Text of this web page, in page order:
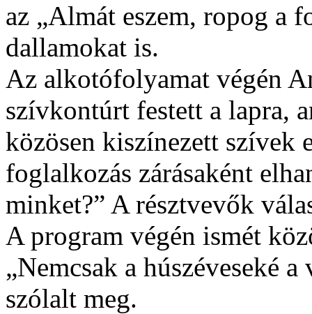
az „Almát eszem, ropog a
dallamokat is.
Az alkotófolyamat végén
szívkontúrt festett a lapra,
közösen kiszínezett szívek
foglalkozás zárásaként
minket?” A résztvevők
A program végén ismét
„Nemcsak a húszéveseké
szólalt meg.